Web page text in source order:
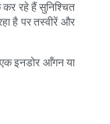
रहे हैं सुनिश्चित
है पर तस्वीरें और
इनडोर आँगन या